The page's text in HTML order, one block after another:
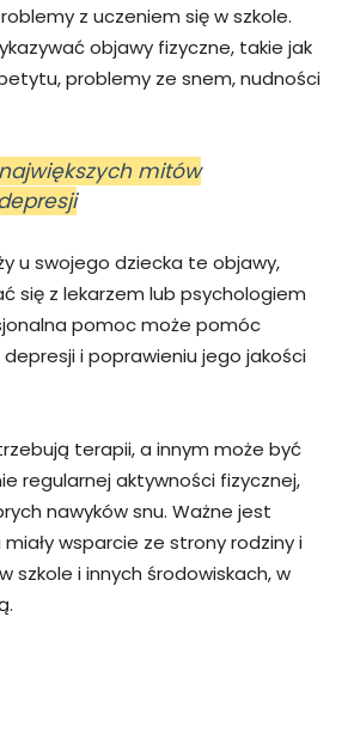
z uczeniem się w szkole.
objawy fizyczne, takie jak
problemy ze snem, nudności
mitów
u swojego dziecka te objawy,
się z lekarzem lub psychologiem
pomoc może pomóc
i poprawieniu jego jakości
terapii, a innym może być
regularnej aktywności fizycznej,
nawyków snu. Ważne jest
wsparcie ze strony rodziny i
szkole i innych środowiskach, w